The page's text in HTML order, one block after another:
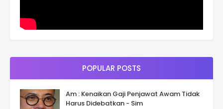
POPULAR POSTS
Am : Kenaikan Gaji Penjawat Awam Tidak
Harus Didebatkan - Sim